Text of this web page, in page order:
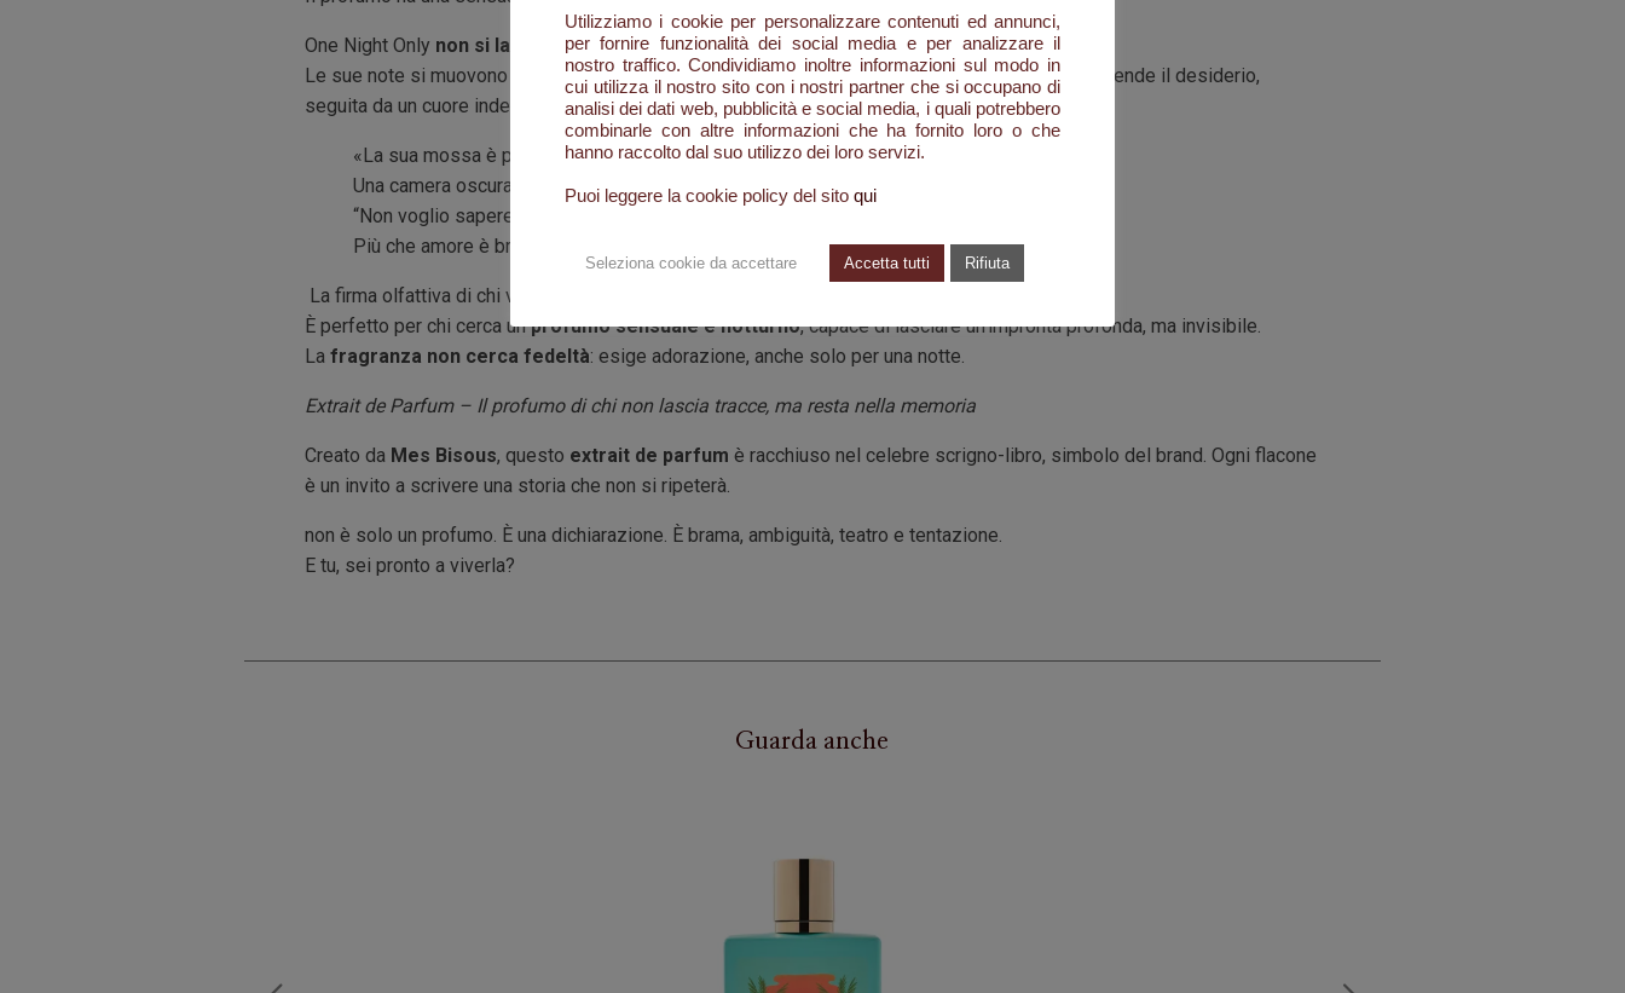
One Night Only non si lascia possedere . Ti sfiora, ti conquista, ti strega. E poi svanisce.
Le sue note si muovono come lui: fluide, ambigue, camaleontiche. Un’esplosione iniziale che accende il desiderio,
seguita da un cuore indecifrabile e da un fondo carnale, vellutato, magnetico.
«La sua mossa è perfetta, la sua proposta ti alletta.
Una camera oscura in pelle nera, un gemito, meraviglioso… ormai è sera.
“Non voglio sapere il tuo nome”... questa è la sua fama.
Più che amore è brama.»
La firma olfattiva di chi vive la notte come un teatro.
È perfetto per chi cerca unprofumo sensuale e notturno, capace di lasciare un’impronta profonda, ma invisibile.
La fragranza non cerca fedeltà: esige adorazione, anche solo per una notte.
Extrait de Parfum – Il profumo di chi non lascia tracce, ma resta nella memoria
Creato da Mes Bisous, questo extrait de parfum è racchiuso nel celebre scrigno-libro, simbolo del brand. Ogni flacone
è un invito a scrivere una storia che non si ripeterà.
non è solo un profumo. È una dichiarazione. È brama, ambiguità, teatro e tentazione.
E tu, sei pronto a viverla?
Guarda anche
Utilizziamo i cookie per personalizzare contenuti ed annunci,
per fornire funzionalità dei social media e per analizzare il
nostro traffico. Condividiamo inoltre informazioni sul modo in
cui utilizza il nostro sito con i nostri partner che si occupano di
analisi dei dati web, pubblicità e social media, i quali potrebbero
combinarle con altre informazioni che ha fornito loro o che
hanno raccolto dal suo utilizzo dei loro servizi.
Puoi leggere la cookie policy del sito qui
Seleziona cookie da accettare Accetta tutti Rifiuta